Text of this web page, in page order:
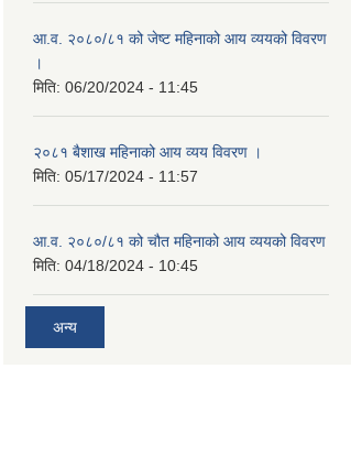
आ.व. २०८०/८१ को जेष्ट महिनाको आय व्ययको विवरण
।
मिति: 06/20/2024 - 11:45
२०८१ बैशाख महिनाको आय व्यय विवरण ।
मिति: 05/17/2024 - 11:57
आ.व. २०८०/८१ को चौत महिनाको आय व्ययको विवरण
मिति: 04/18/2024 - 10:45
अन्य